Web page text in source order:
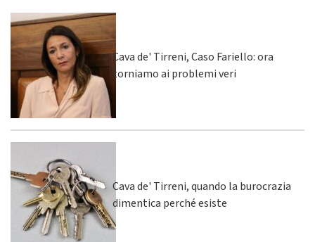
Cava de' Tirreni, Caso Fariello: ora
torniamo ai problemi veri
Cava de' Tirreni, quando la burocrazia
dimentica perché esiste